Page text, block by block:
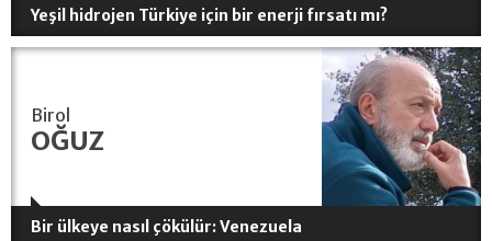
Yeşil hidrojen Türkiye için bir enerji fırsatı mı?
Birol
OĞUZ
Bir ülkeye nasıl çökülür: Venezuela